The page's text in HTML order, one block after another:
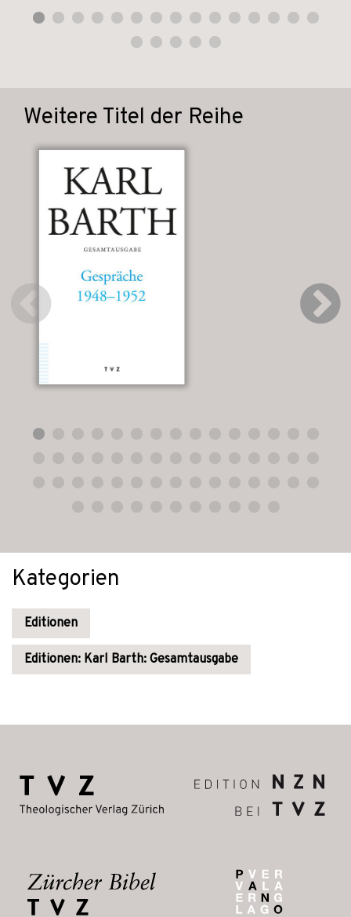
Weitere Titel der Reihe
Kategorien
Editionen
Editionen: Karl Barth: Gesamtausgabe